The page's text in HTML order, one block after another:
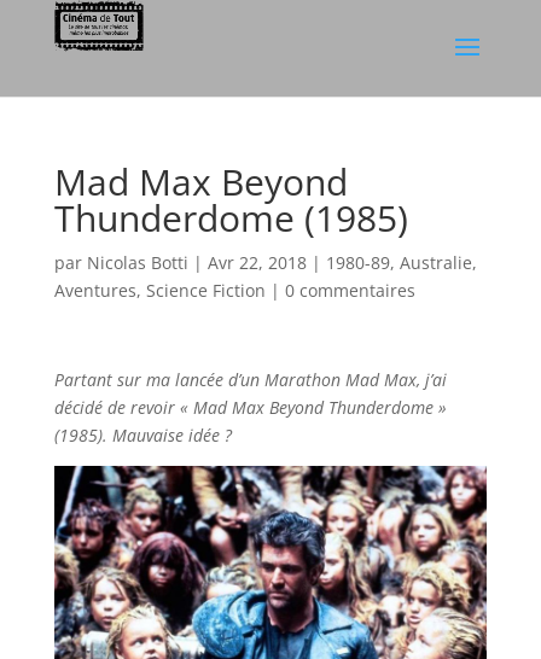
Mad Max Beyond
Thunderdome (1985)
par Nicolas Botti | Avr 22, 2018| 1980-89, Australie,
Aventures, Science Fiction | 0 commentaires
Partant sur ma lancée d’un Marathon Mad Max, j’ai
décidé de revoir « Mad Max Beyond Thunderdome »
(1985). Mauvaise idée ?